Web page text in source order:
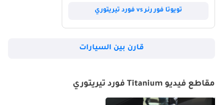
تويوتا فور رنر vs فورد تيريتوري
قارن بين السيارات
مقاطع فيديو Titanium فورد تيريتوري